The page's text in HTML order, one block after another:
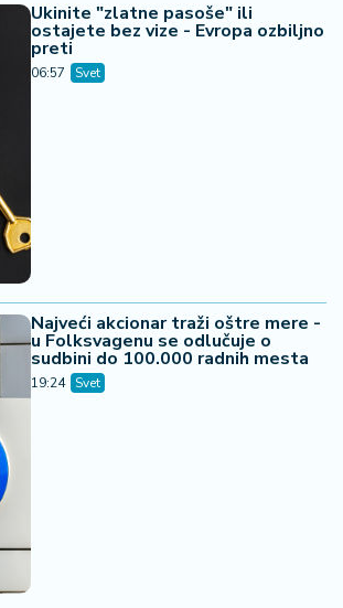
Ukinite "zlatne pasoše" ili
ostajete bez vize - Evropa ozbiljno
preti
06:57 Svet
Najveći akcionar traži oštre mere -
u Folksvagenu se odlučuje o
sudbini do 100.000 radnih mesta
19:24 Svet